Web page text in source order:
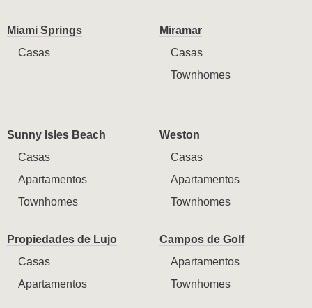
Miami Springs
Casas
Miramar
Casas
Townhomes
Sunny Isles Beach
Casas
Apartamentos
Townhomes
Weston
Casas
Apartamentos
Townhomes
Propiedades de Lujo
Casas
Apartamentos
Campos de Golf
Apartamentos
Townhomes